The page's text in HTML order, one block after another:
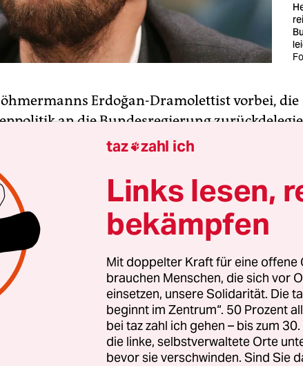
Erdoğan-Dramolettist vorbei, die
an die Bundesregierung
die staatliche Lizenz zur Satire
für jemanden, der mal wochenlang die
sämtlicher Leitartikler auf sich
jedenfalls schaltete auf Twitter – wo ihm 1,3
– in den Bundeskanzlermodus, von Helge
quasi. Das geht dann so: „Unsere
an unsere Kinder sein“ (über Trolle). Oder
denen, die uns die Freiheit geschenkt
wird, dürfen wir das nicht
.“ Und alle innerlich so: Hä? Ist der jetzt
taz zahl ich
Links lesen,
bekämpfen
Mit doppelter Kraft für eine offene
brauchen Menschen, die sich vor
einsetzen, unsere Solidarität. Die
beginnt im Zentrum“. 50 Prozent
bei taz zahl ich gehen – bis zum
die linke, selbstverwaltete Orte
bevor sie verschwinden. Sind Sie